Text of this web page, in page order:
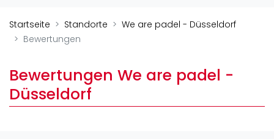
Verschiedenes
Veranstaltungen
Turniere
International
Playtomic
Startseite Standorte
We are padel - Düsseldorf
Bewertungen
Bewertungen We are padel -
Düsseldorf